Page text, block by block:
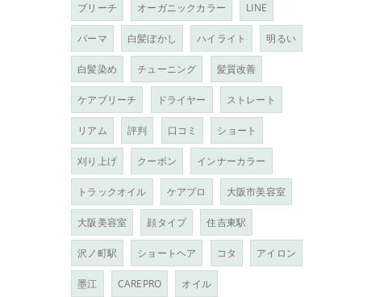
ブリーチ オーガニックカラー LINE
パーマ 白髪ぼかし ハイライト 明るい
白髪染め チューニング 髪質改善
ケアブリーチ ドライヤー ストレート
リアム 評判 口コミ ショート
刈り上げ クーポン インナーカラー
トラックオイル ケアプロ 大阪市美容室
大阪美容室 顔タイプ 住吉東駅
沢ノ町駅 ショートヘア コタ アイロン
墨江 CAREPRO オイル